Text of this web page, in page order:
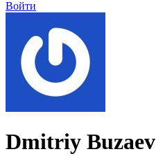
Войти
Dmitriy Buzaev